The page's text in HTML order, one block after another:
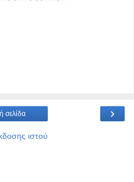
›
σελίδα
ιστού